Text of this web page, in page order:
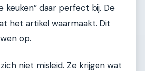
keuken” daar perfect bij. De
het artikel waarmaakt. Dit
op.
niet misleid. Ze krijgen wat